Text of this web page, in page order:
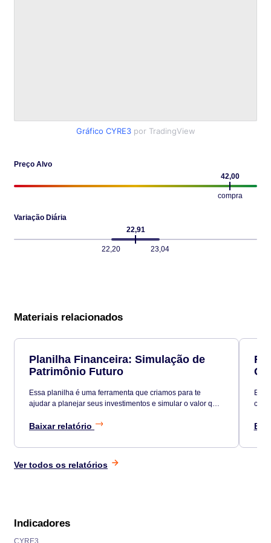
Gráfico CYRE3 por TradingView
Preço Alvo
42,00
compra
Variação Diária
22,91
22,20 23,04
Materiais relacionados
Planilha Financeira: Simulação de
Patrimônio Futuro
Essa planilha é uma ferramenta que criamos para te
ajudar a planejar seus investimentos e simular o valor que
e tempo investidos.
Baixar relatório
Ver todos os relatórios
Indicadores